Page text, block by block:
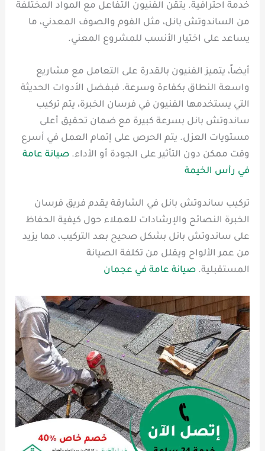
خدمة احترافية. يتقن الفنيون التفاعل مع المواد المختلفة
من الساندوتش بانل، مثل الفوم والصوف المعدني، ما
يساعد على اختيار الأنسب للمشروع المعني.
أيضاً، يتميز الفنيون بالقدرة على التعامل مع مشاريع
واسعة النطاق بكفاءة وسرعة. فبفضل الأدوات الحديثة
التي يستخدمها الفنيون في فرسان الخبرة، يتم تركيب
ساندوتش بانل بسرعة كبيرة مع ضمان تحقيق أعلى
مستويات العزل. يتم الحرص على إتمام العمل في أسرع
وقت ممكن دون التأثير على الجودة أو الأداء.صيانة عامة
في رأس الخيمة
تركيب ساندوتش بانل في الشارقة يقدم فريق فرسان
الخبرة النصائح والإرشادات للعملاء حول كيفية الحفاظ
على ساندوتش بانل بشكل صحيح بعد التركيب، مما يزيد
من عمر الألواح ويقلل من تكلفة الصيانة
المستقبلية.صيانة عامة في عجمان